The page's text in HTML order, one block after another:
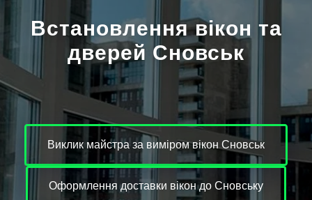
Встановлення вікон та
дверей Сновськ
Виклик майстра за виміром вікон Сновськ
Оформлення доставки вікон до Сновську